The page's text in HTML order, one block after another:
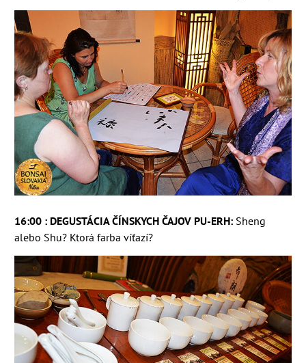
16:00 : DEGUSTÁCIA ČÍNSKYCH ČAJOV PU-ERH: Sheng
alebo Shu? Ktorá farba víťazí?